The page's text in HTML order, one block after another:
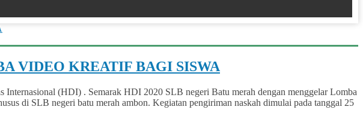
VIDEO KREATIF BAGI SISWA
(HDI) . Semarak HDI 2020 SLB negeri Batu merah dengan menggelar Lomba
di SLB negeri batu merah ambon. Kegiatan pengiriman naskah dimulai pada tanggal 25